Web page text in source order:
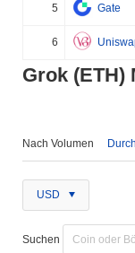
5 Gate
6
Grok (ETH)
Nach Volumen
USD
Suchen